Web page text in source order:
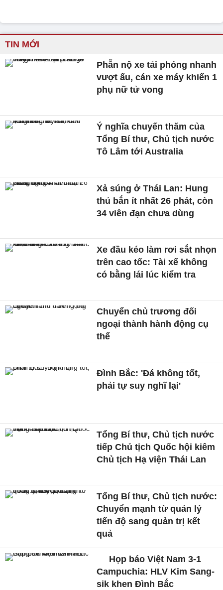
TIN MỚI
Phẫn nộ xe tải phóng nhanh
vượt ẩu, cán xe máy khiến 1
phụ nữ tử vong
Ý nghĩa chuyến thăm của
Tổng Bí thư, Chủ tịch nước
Tô Lâm tới Australia
Xả súng ở Thái Lan: Hung
thủ bắn ít nhất 26 phát, còn
34 viên đạn chưa dùng
Xe đầu kéo làm rơi sắt nhọn
trên cao tốc: Tài xế không
có bằng lái lúc kiểm tra
Chuyển chủ trương đối
ngoại thành hành động cụ
thể
Đình Bắc: 'Đá không tốt,
phải tự suy nghĩ lại'
Tổng Bí thư, Chủ tịch nước
tiếp Chủ tịch Quốc hội kiêm
Chủ tịch Hạ viện Thái Lan
Tổng Bí thư, Chủ tịch nước:
Chuyển mạnh từ quản lý
tiến độ sang quản trị kết
quả
Họp báo Việt Nam 3-1
Campuchia: HLV Kim Sang-
sik khen Đình Bắc